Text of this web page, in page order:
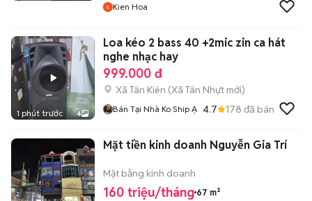
Kien Hoa
1 phút trước 4
Loa kéo 2 bass 40 +2mic zin ca hát
nghe nhạc hay
999.000 đ
Xã Tân Kiên (Xã Tân Nhựt mới)
Bán Tại Nhà Ko Ship Ạ 4.7 178 đã bán
Mặt tiền kinh doanh Nguyễn Gia Trí
Mặt bằng kinh doanh
160 triệu/tháng 67 m²